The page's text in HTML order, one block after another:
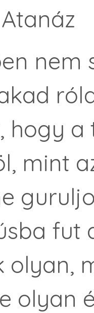
nem
hogy a
mint
fut
olyan,
olyan